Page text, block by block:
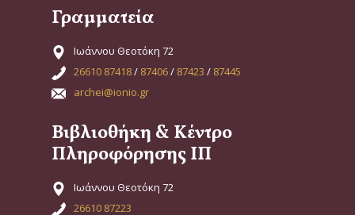
Γραμματεία
Ιωάννου Θεοτόκη 72
26610 87418/ 87406/ 87423 / 87445
archei@ionio.gr
Βιβλιοθήκη & Κέντρο
Πληροφόρησης ΙΠ
Ιωάννου Θεοτόκη 72
26610 87223